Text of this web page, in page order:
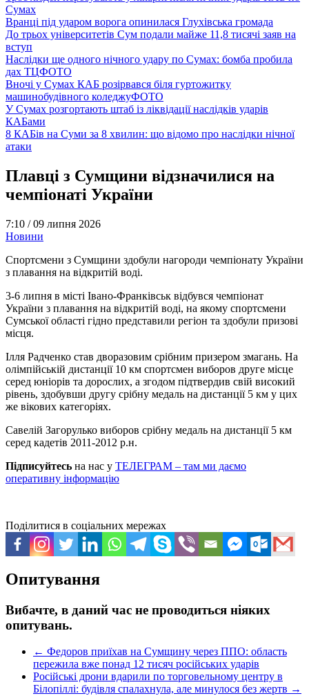
Сумах
Вранці під ударом ворога опинилася Глухівська громада
До трьох університетів Сум подали майже 11,8 тисячі заяв на
вступ
Наслідки ще одного нічного удару по Сумах: бомба пробила
дах ТЦФОТО
Вночі у Сумах КАБ розірвався біля гуртожитку
машинобудівного коледжуФОТО
У Сумах розгортають штаб із ліквідації наслідків ударів
КАБами
8 КАБів на Суми за 8 хвилин: що відомо про наслідки нічної
атаки
Плавці з Сумщини відзначилися на
чемпіонаті України
7:10 /09 липня 2026
Новини
Спортсмени з Сумщини здобули нагороди чемпіонату України
з плавання на відкритій воді.
3-6 липня в місті Івано-Франківськ відбувся чемпіонат
України з плавання на відкритій воді, на якому спортсмени
Сумської області гідно представили регіон та здобули призові
місця.
Ілля Радченко став дворазовим срібним призером змагань. На
олімпійській дистанції 10 км спортсмен виборов друге місце
серед юніорів та дорослих, а згодом підтвердив свій високий
рівень, здобувши другу срібну медаль на дистанції 5 км у цих
же вікових категоріях.
Савелій Загорулько виборов срібну медаль на дистанції 5 км
серед кадетів 2011-2012 р.н.
Підписуйтесь на нас у ТЕЛЕГРАМ – там ми даємо
оперативну інформацію
Поділитися в соціальних мережах
Опитування
Вибачте, в даний час не проводиться ніяких
опитувань.
← Федоров приїхав на Сумщину через ППО: область
пережила вже понад 12 тисяч російських ударів
Російські дрони вдарили по торговельному центру в
Білопіллі: будівля спалахнула, але минулося без жертв →